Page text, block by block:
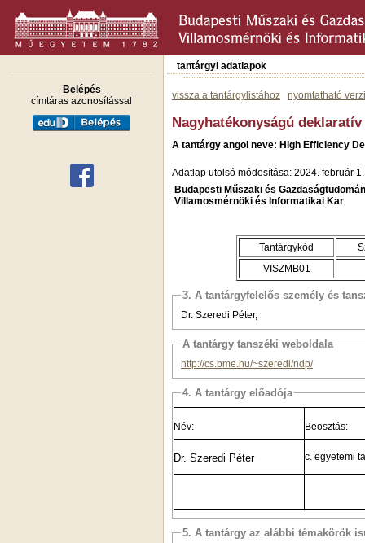
Belépés
címtáras azonosítással
tantárgyi adatlapok
vissza a tantárgylistához nyomtatható
Nagyhatékonyságú
A tantárgy angol neve: High Efficiency
Adatlap utolsó módosítása: 2024. február 1.
Budapesti Műszaki és
Villamosmérnöki és Informatikai Kar
Tantárgykód
VISZMB01
3. A tantárgyfelelős személy és
Dr. Szeredi Péter,
A tantárgy tanszéki weboldala
http://cs.bme.hu/~szeredi/ndp/
4. A tantárgy előadója
Név: Beosztás:
Dr. Szeredi Péter c. egyetemi
5. A tantárgy az alábbi témakörök